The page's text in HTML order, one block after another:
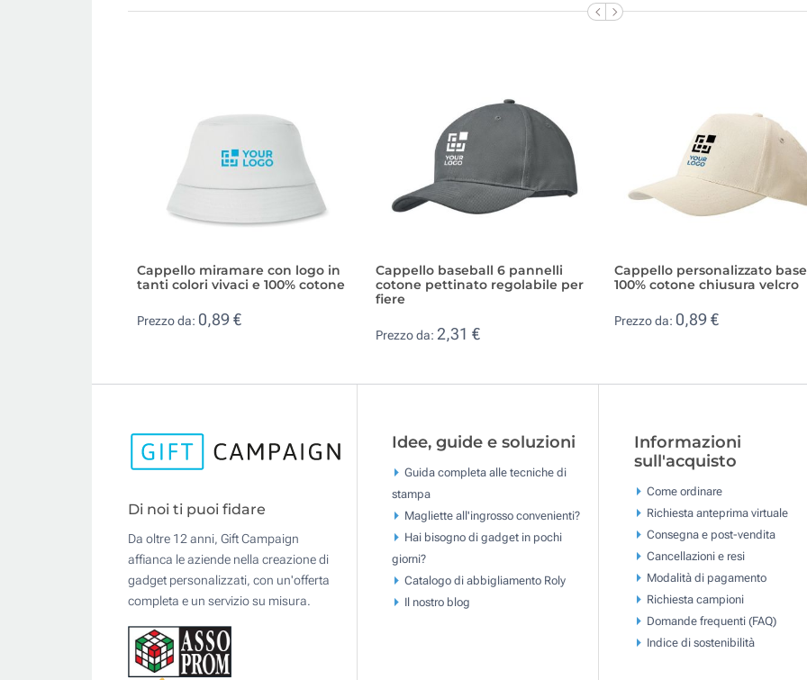
Cappello miramare con logo in
tanti colori vivaci e 100% cotone
Prezzo da: 0,89 €
Cappello baseball 6 pannelli
cotone pettinato regolabile per
fiere
Prezzo da: 2,31 €
Cappello personalizzato
100% cotone chiusura velcro
Prezzo da: 0,89 €
Di noi ti puoi fidare
Da oltre 12 anni, Gift Campaign
affianca le aziende nella creazione di
gadget personalizzati, con un'offerta
completa e un servizio su misura.
Idee, guide e soluzioni
Guida completa alle tecniche di
stampa
Magliette all'ingrosso convenienti?
Hai bisogno di gadget in pochi
giorni?
Catalogo di abbigliamento Roly
Il nostro blog
Informazioni
sull'acquisto
Come ordinare
Richiesta anteprima virtuale
Consegna e post-vendita
Cancellazioni e resi
Modalità di pagamento
Richiesta campioni
Domande frequenti (FAQ)
Indice di sostenibilità